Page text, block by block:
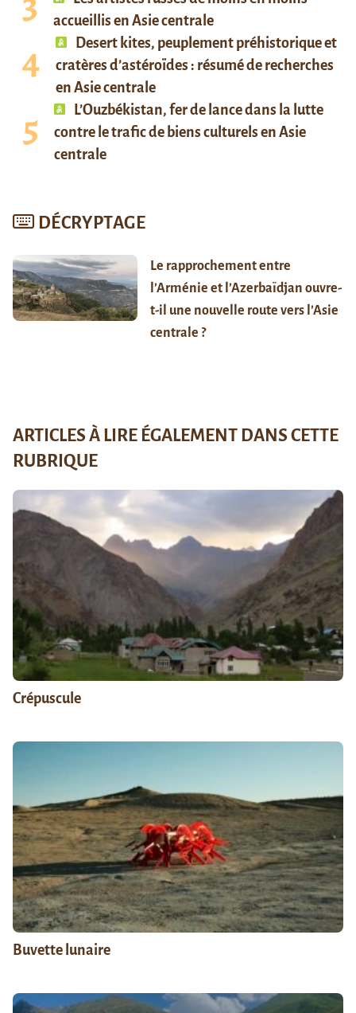
accueillis en Asie centrale
Desert kites, peuplement préhistorique et
cratères d’astéroïdes : résumé de recherches
en Asie centrale
L’Ouzbékistan, fer de lance dans la lutte
contre le trafic de biens culturels en Asie
centrale
DÉCRYPTAGE
Le rapprochement entre
l’Arménie et l’Azerbaïdjan ouvre-
t-il une nouvelle route vers l’Asie
centrale ?
ARTICLES À LIRE ÉGALEMENT DANS CETTE
RUBRIQUE
Crépuscule
Buvette lunaire